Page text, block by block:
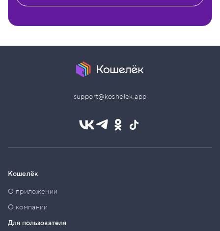
support@koshelek.app
Кошелёк
О приложении
О компании
Для пользователя